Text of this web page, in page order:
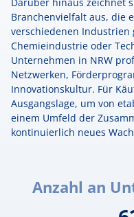
Darüber hinaus zeichnet
Branchenvielfalt aus, die
verschiedenen Industrien
Chemieindustrie oder
Unternehmen in NRW
Netzwerken,
Innovationskultur. Für
Ausgangslage, um von
einem Umfeld der
kontinuierlich neues
Anzahl an